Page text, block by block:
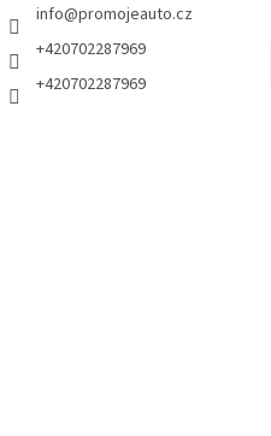
info@promojeauto.cz
+420702287969
+420702287969